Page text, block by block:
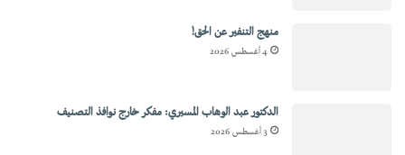
منهج التنفير عن الحق!
4 أغسطس 2026
الدكتور عبد الوهاب المسيري: مفكر خارج نوافذ التصنيف
3 أغسطس 2026